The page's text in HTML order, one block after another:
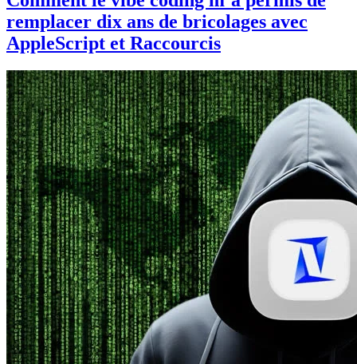
remplacer dix ans de bricolages avec
AppleScript et Raccourcis